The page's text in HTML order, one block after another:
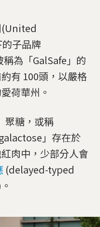
(United
子品牌
稱為「GalSafe」的
有 100頭，以嚴格
荷華州。
聚糖，或稱
」存在於
肉中，少部分人會
(delayed-typed